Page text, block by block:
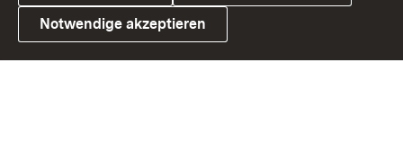
Link zum Landesportal
Notwendige akzeptieren